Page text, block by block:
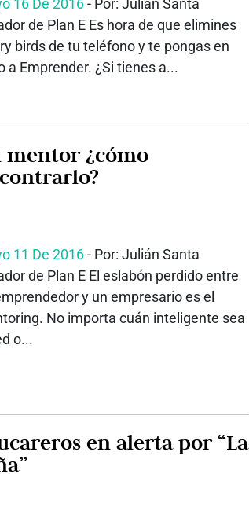
16 De 2016- Por: Julián Santa
de Plan E Es hora de que elimines
birds de tu teléfono y te pongas en
a Emprender. ¿Si tienes a...
mentor ¿cómo
11 De 2016- Por: Julián Santa
de Plan E El eslabón perdido entre
y un empresario es el
No importa cuán inteligente sea
o...
en alerta por “La